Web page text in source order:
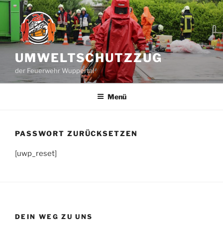
Zum
springen
UMWELTSCHUTZZUG
der Feuerwehr Wuppertal
Menü
PASSWORT ZURÜCKSETZEN
[uwp_reset]
DEIN WEG ZU UNS